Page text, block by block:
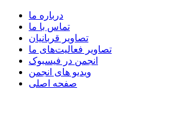
درباره ما
تماس با ما
تصاویر قربانیان
تصاویر فعالیت‌های ما
انجمن در فیسبوک
ویدیو های انجمن
صفحه اصلی